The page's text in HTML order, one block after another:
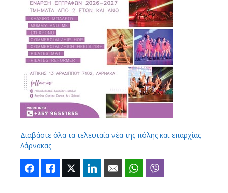
Διαβάστε όλα τα τελευταία νέα της πόλης και επαρχίας
Λάρνακας
FacebookLike Twitter LinkedIn Email WhatsApp